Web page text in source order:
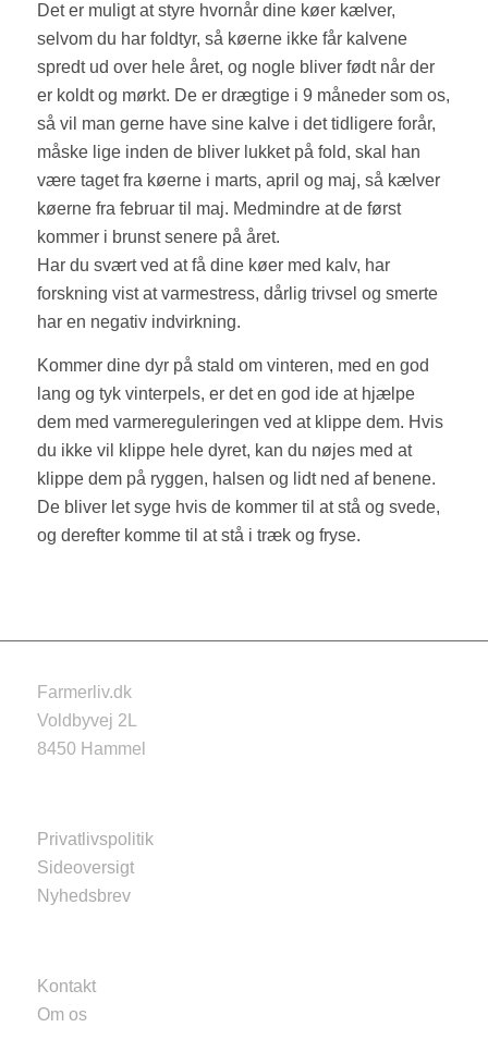
Det er muligt at styre hvornår dine køer kælver,
selvom du har foldtyr, så køerne ikke får kalvene
spredt ud over hele året, og nogle bliver født når der
er koldt og mørkt. De er drægtige i 9 måneder som os,
så vil man gerne have sine kalve i det tidligere forår,
måske lige inden de bliver lukket på fold, skal han
være taget fra køerne i marts, april og maj, så kælver
køerne fra februar til maj. Medmindre at de først
kommer i brunst senere på året.
Har du svært ved at få dine køer med kalv, har
forskning vist at varmestress, dårlig trivsel og smerte
har en negativ indvirkning.
Kommer dine dyr på stald om vinteren, med en god
lang og tyk vinterpels, er det en god ide at hjælpe
dem med varmereguleringen ved at klippe dem. Hvis
du ikke vil klippe hele dyret, kan du nøjes med at
klippe dem på ryggen, halsen og lidt ned af benene.
De bliver let syge hvis de kommer til at stå og svede,
og derefter komme til at stå i træk og fryse.
Farmerliv.dk
Voldbyvej 2L
8450 Hammel
Privatlivspolitik
Sideoversigt
Nyhedsbrev
Kontakt
Om os